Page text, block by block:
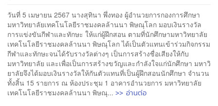
วันที่ 5 เมษายน 2567 นางสุทินา พึ่งทอง ผู้อำนวยการกองการศึกษา
มหาวิทยาลัยเทคโนโลยีราชมงคลล้านนา พิษณุโลก มอบเงินรางวัล
การแข่งขันกีฬาและทักษะ ให้แก่ผู้ฝึกสอน ตามที่นักศึกษามหาวิทยาลัย
เทคโนโลยีราชมงคลล้านนา พิษณุโลก ได้เป็นตัวแทนเข้าร่วมกิจกรรม
กีฬาและทักษะจนได้รับรางวัลต่างๆ เป็นการสร้างชื่อเสียงให้กับ
มหาวิทยาลัย และเพื่อเป็นการสร้างขวัญและกำลังใจแก่นักศึกษา มหาวิ
ยาลัยจึงได้มอบเงินรางวัลให้กันตัวแทนที่เป็นผู้ฝึกสอนนักศึกษา จำนวน
ทั้งสิ้น 15 รายการ ณ ห้องประชุม 1 อาคารอำนวยการ มหาวิทยาลัย
เทคโนโลยีราชมงคลล้านนา พิษณุ... >> อ่านต่อ